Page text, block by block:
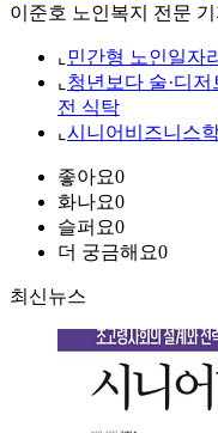
이준호 노인복지 전문
⌞ 민간형 노인일자
⌞ 청년보다 술·디
전 식탁
⌞ 시니어비즈니스
좋아요0
화나요0
슬퍼요0
더 궁금해요0
최신뉴스